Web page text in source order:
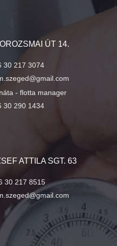
ÚT 14.
30 217 3074
- flotta manager
30 290 1434
ATTILA SGT. 63
30 217 8515